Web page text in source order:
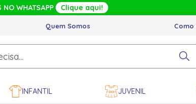
NO WHATSAPP Clique aqui!
Quem Somos
INFANTIL JUVENIL